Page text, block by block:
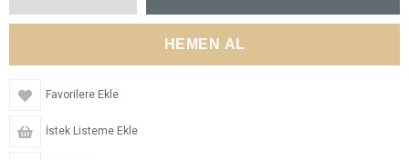
Favorilere Ekle
İstek Listeme Ekle